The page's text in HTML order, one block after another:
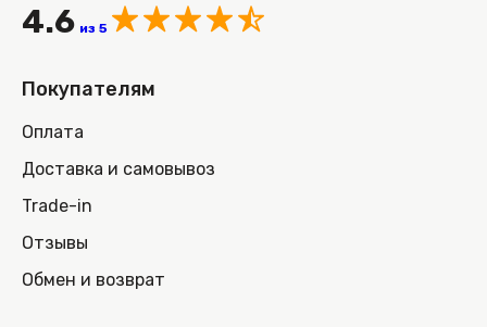
4.6 из 5
Покупателям
Оплата
Доставка и самовывоз
Trade-in
Отзывы
Обмен и возврат